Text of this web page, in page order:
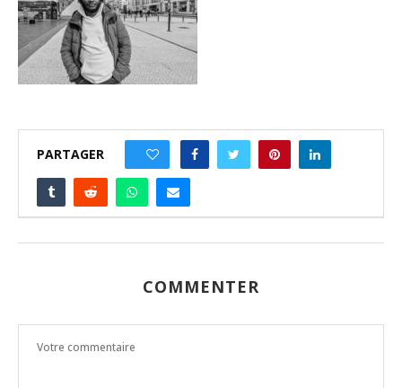
PARTAGER
COMMENTER